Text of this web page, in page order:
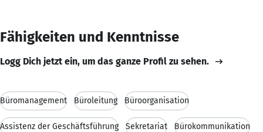
Fähigkeiten und Kenntnisse
Logg Dich jetzt ein, um das ganze Profil zu sehen.
Büromanagement Büroleitung Büroorganisation
Assistenz der Geschäftsführung Sekretariat Bürokommunikation